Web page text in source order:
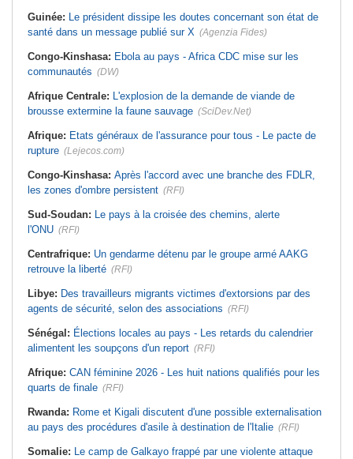
Guinée: Le président dissipe les doutes concernant son état de
santé dans un message publié sur X (Agenzia Fides)
Congo-Kinshasa: Ebola au pays - Africa CDC mise sur les
communautés (DW)
Afrique Centrale: L'explosion de la demande de viande de
brousse extermine la faune sauvage (SciDev.Net)
Afrique: Etats généraux de l'assurance pour tous - Le pacte de
rupture (Lejecos.com)
Congo-Kinshasa: Après l'accord avec une branche des FDLR,
les zones d'ombre persistent (RFI)
Sud-Soudan: Le pays à la croisée des chemins, alerte
l'ONU (RFI)
Centrafrique: Un gendarme détenu par le groupe armé AAKG
retrouve la liberté (RFI)
Libye: Des travailleurs migrants victimes d'extorsions par des
agents de sécurité, selon des associations (RFI)
Sénégal: Élections locales au pays - Les retards du calendrier
alimentent les soupçons d'un report (RFI)
Afrique: CAN féminine 2026 - Les huit nations qualifiés pour les
quarts de finale (RFI)
Rwanda: Rome et Kigali discutent d'une possible externalisation
au pays des procédures d'asile à destination de l'Italie (RFI)
Somalie: Le camp de Galkayo frappé par une violente attaque